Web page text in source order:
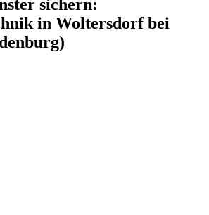
sichern:
in Woltersdorf bei